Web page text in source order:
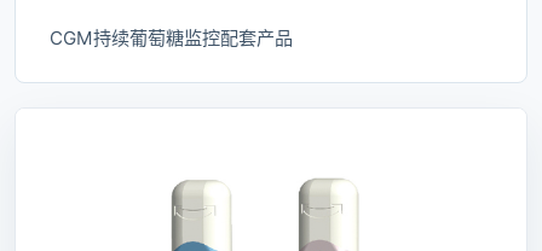
CGM持续葡萄糖监控配套产品